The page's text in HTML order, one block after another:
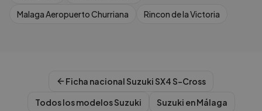
Malaga Aeropuerto Churriana
Rincon de la Victoria
Ficha nacionalSuzukiSX4 S-Cross
Todos los modelosSuzuki Suzuki enMálaga